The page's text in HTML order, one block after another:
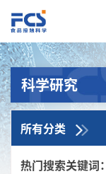
科学研究
所有分类
热门搜索关键词：